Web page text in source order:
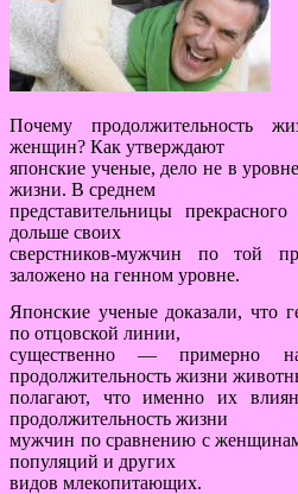
Почему продолжительность
женщин? Как утверждают
японские ученые, дело не в
жизни. В среднем
представительницы
дольше своих
сверстников-мужчин по той
заложено на генном уровне.
Японские ученые доказали, что
по отцовской линии,
существенно — примерно
продолжительность жизни
полагают, что именно их
продолжительность жизни
мужчин по сравнению с
популяций и других
видов млекопитающих.